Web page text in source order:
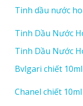
Tinh dầu nước
Tinh Dầu Nước
Tinh Dầu Nước
Bvlgari chiết 10ml
Chanel chiết 10ml